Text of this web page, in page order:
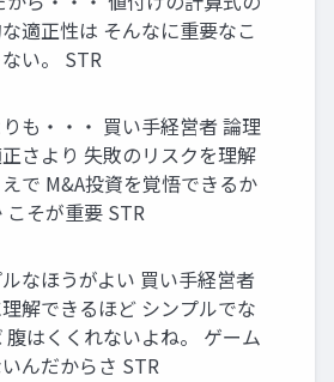
適正性は そんなに重要なこ
い。 STR
も・・・ 買い手経営者 論理
さより 失敗のリスクを理解
で M&A投資を覚悟できるか
こそが重要 STR
なほうがよい 買い手経営者
解できるほど シンプルでな
腹はくくれないよね。 ゲーム
んだからさ STR